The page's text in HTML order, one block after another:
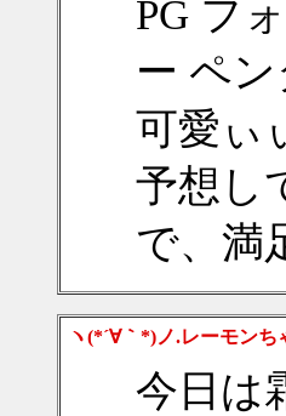
PG フ
ー ペ
可愛ぃ
予想し
で、満
ヽ(*´∀｀*)ノ.レーモン
今日は